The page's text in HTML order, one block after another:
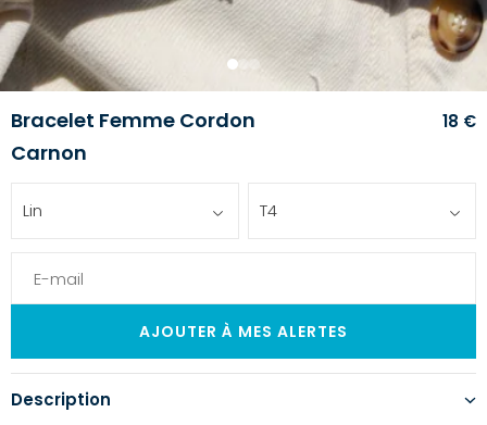
1 23
Bracelet Femme Cordon
Carnon
18 €
Lin T4
Description